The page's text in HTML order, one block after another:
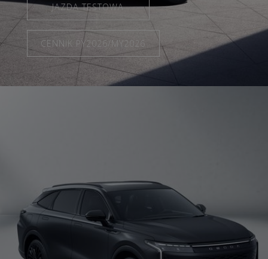
JAZDA TESTOWA
CENNIK PY2026/MY2026